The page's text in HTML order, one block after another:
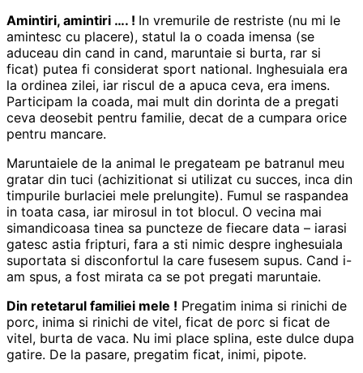
Amintiri, amintiri …. ! In vremurile de restriste (nu mi le
amintesc cu placere), statul la o coada imensa (se
aduceau din cand in cand, maruntaie si burta, rar si
ficat) putea fi considerat sport national. Inghesuiala era
la ordinea zilei, iar riscul de a apuca ceva, era imens.
Participam la coada, mai mult din dorinta de a pregati
ceva deosebit pentru familie, decat de a cumpara orice
pentru mancare.
Maruntaiele de la animal le pregateam pe batranul meu
gratar din tuci (achizitionat si utilizat cu succes, inca din
timpurile burlaciei mele prelungite). Fumul se raspandea
in toata casa, iar mirosul in tot blocul. O vecina mai
simandicoasa tinea sa puncteze de fiecare data – iarasi
gatesc astia fripturi, fara a sti nimic despre inghesuiala
suportata si disconfortul la care fusesem supus. Cand i-
am spus, a fost mirata ca se pot pregati maruntaie.
Din retetarul familiei mele ! Pregatim inima si rinichi de
porc, inima si rinichi de vitel, ficat de porc si ficat de
vitel, burta de vaca. Nu imi place splina, este dulce dupa
gatire. De la pasare, pregatim ficat, inimi, pipote.